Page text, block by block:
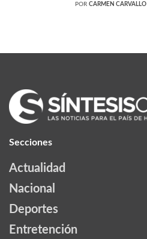
POR CARMEN CARVALLO
Secciones
Actualidad
Nacional
Deportes
Entretención